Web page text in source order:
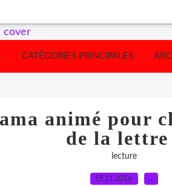
CATÉGORIES PRINCIPALES
animé pour
de la lettre
lecture
19.11.2016 …